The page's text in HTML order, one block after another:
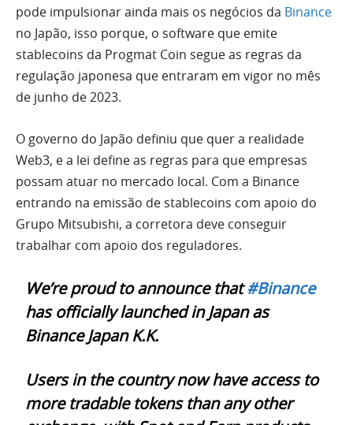
pode impulsionar ainda mais os negócios da Binance
no Japão, isso porque, o software que emite
stablecoins da Progmat Coin segue as regras da
regulação japonesa que entraram em vigor no mês
de junho de 2023.
O governo do Japão definiu que quer a realidade
Web3, e a lei define as regras para que empresas
possam atuar no mercado local. Com a Binance
entrando na emissão de stablecoins com apoio do
Grupo Mitsubishi, a corretora deve conseguir
trabalhar com apoio dos reguladores.
We’re proud to announce that#Binance
has officially launched in Japan as
Binance Japan K.K.
Users in the country now have access to
more tradable tokens than any other